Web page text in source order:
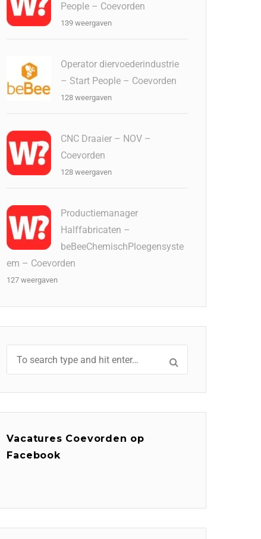
People – Coevorden
139 weergaven
Operator diervoederindustrie
– Start People – Coevorden
128 weergaven
CNC Draaier – NOV –
Coevorden
128 weergaven
Productiemanager
Halffabricaten –
beBeeChemischPloegensyste
em – Coevorden
127 weergaven
Vacatures Coevorden op
Facebook